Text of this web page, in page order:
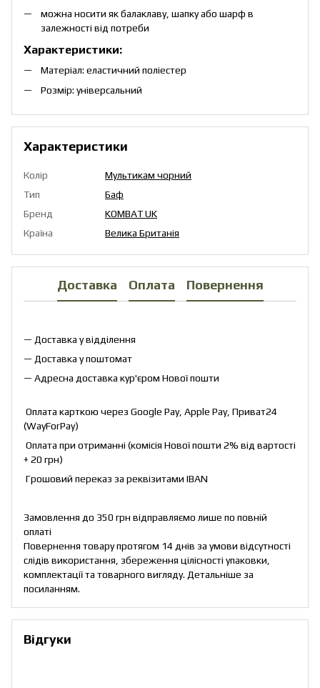
можна носити як балаклаву, шапку або шарф в
залежності від потреби
Характеристики:
Матеріал: еластичний поліестер
Розмір: універсальний
Характеристики
Колір
Мультикам чорний
Тип
Баф
Бренд
KOMBAT UK
Країна
Велика Британія
Доставка Оплата Повернення
— Доставка у відділення
— Доставка у поштомат
— Адресна доставка кур'єром Нової пошти
Оплата карткою через Google Pay, Apple Pay, Приват24
(WayForPay)
Оплата при отриманні (комісія Нової пошти 2% від вартості
+ 20 грн)
Грошовий переказ за реквізитами IBAN
Замовлення до 350 грн відправляємо лише по повній
оплаті
Повернення товару протягом 14 днів за умови відсутності
слідів використання, збереження цілісності упаковки,
комплектації та товарного вигляду. Детальніше за
посиланням.
Відгуки